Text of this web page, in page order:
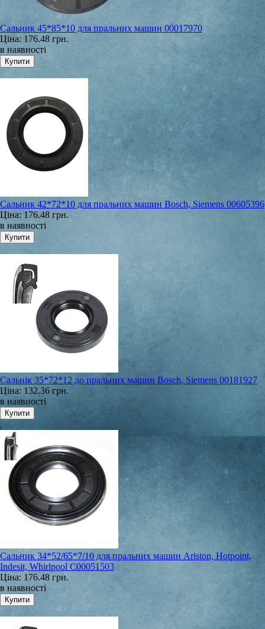
Сальник 45*85*10 для пральних машин 00017970
Ціна: 176.48 грн.
в наявності
Сальник 42*72*10 для пральних машин Bosch, Siemens 00605396
Ціна: 176.48 грн.
в наявності
Сальнік 35*72*12 до пральних машин Bosch, Siemens 00181927
Ціна: 132.36 грн.
в наявності
Сальник 34*52/65*7/10 для пральних машин Ariston, Hotpoint,
Indesit, Whirlpool C00051503
Ціна: 176.48 грн.
в наявності